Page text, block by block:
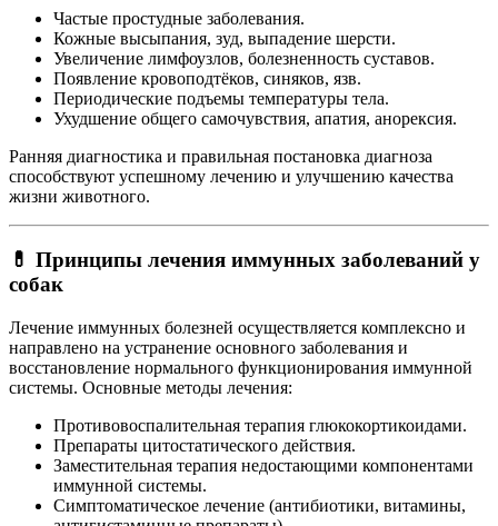
Частые простудные заболевания.
Кожные высыпания, зуд, выпадение шерсти.
Увеличение лимфоузлов, болезненность суставов.
Появление кровоподтёков, синяков, язв.
Периодические подъемы температуры тела.
Ухудшение общего самочувствия, апатия, анорексия.
Ранняя диагностика и правильная постановка диагноза
способствуют успешному лечению и улучшению качества
жизни животного.
💊 Принципы лечения иммунных заболеваний у
собак
Лечение иммунных болезней осуществляется комплексно и
направлено на устранение основного заболевания и
восстановление нормального функционирования иммунной
системы. Основные методы лечения:
Противовоспалительная терапия глюкокортикоидами.
Препараты цитостатического действия.
Заместительная терапия недостающими компонентами
иммунной системы.
Симптоматическое лечение (антибиотики, витамины,